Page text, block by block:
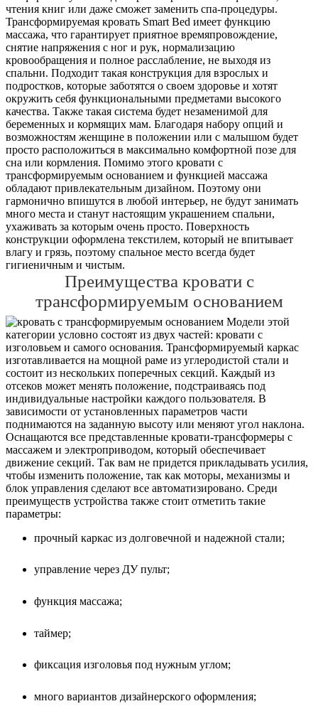
чтения книг или даже сможет заменить спа-процедуры.
Трансформируемая кровать Smart Bed имеет функцию
массажа, что гарантирует приятное времяпровождение,
снятие напряжения с ног и рук, нормализацию
кровообращения и полное расслабление, не выходя из
спальни. Подходит такая конструкция для взрослых и
подростков, которые заботятся о своем здоровье и хотят
окружить себя функциональными предметами высокого
качества. Также такая система будет незаменимой для
беременных и кормящих мам. Благодаря набору опций и
возможностям женщине в положении или с малышом будет
просто расположиться в максимально комфортной позе для
сна или кормления. Помимо этого кровати с
трансформируемым основанием и функцией массажа
обладают привлекательным дизайном. Поэтому они
гармонично впишутся в любой интерьер, не будут занимать
много места и станут настоящим украшением спальни,
ухаживать за которым очень просто. Поверхность
конструкции оформлена текстилем, который не впитывает
влагу и грязь, поэтому спальное место всегда будет
гигиеничным и чистым.
Преимущества кровати с
трансформируемым основанием
Модели этой
категории условно состоят из двух частей: кровати с
изголовьем и самого основания. Трансформируемый каркас
изготавливается на мощной раме из углеродистой стали и
состоит из нескольких поперечных секций. Каждый из
отсеков может менять положение, подстраиваясь под
индивидуальные настройки каждого пользователя. В
зависимости от установленных параметров части
поднимаются на заданную высоту или меняют угол наклона.
Оснащаются все представленные кровати-трансформеры с
массажем и электроприводом, который обеспечивает
движение секций. Так вам не придется прикладывать усилия,
чтобы изменить положение, так как моторы, механизмы и
блок управления сделают все автоматизировано. Среди
преимуществ устройства также стоит отметить такие
параметры:
прочный каркас из долговечной и надежной стали;
управление через ДУ пульт;
функция массажа;
таймер;
фиксация изголовья под нужным углом;
много вариантов дизайнерского оформления;